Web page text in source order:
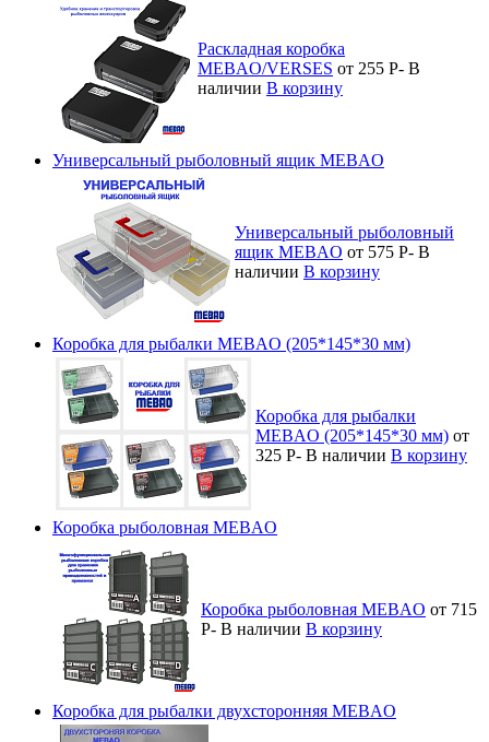
Раскладная коробка
MEBAO/VERSES от 255 Р- В
наличии В корзину
Универсальный рыболовный ящик MEBAO
Универсальный рыболовный
ящик MEBAO от 575 Р- В
наличии В корзину
Коробка для рыбалки MEBAO (205*145*30 мм)
Коробка для рыбалки
MEBAO (205*145*30 мм) от
325 Р- В наличии В корзину
Коробка рыболовная MEBAO
Коробка рыболовная MEBAO от 715
Р- В наличии В корзину
Коробка для рыбалки двухсторонняя MEBAO